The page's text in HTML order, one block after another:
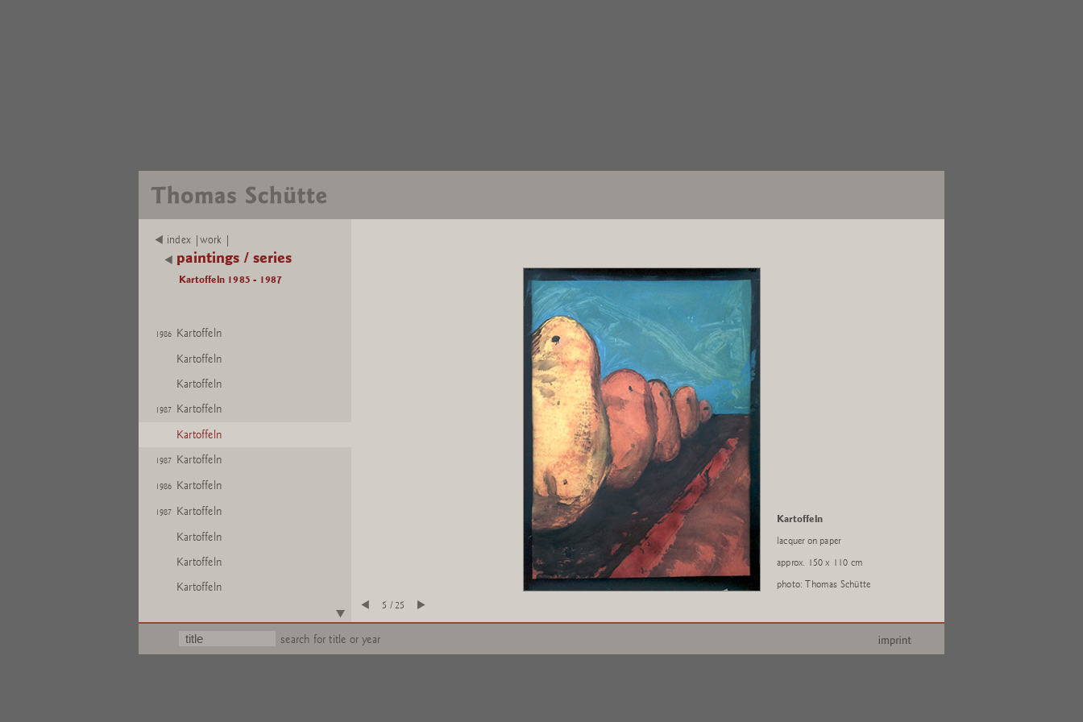
index |work |
paintings / series
Kartoffeln 1985 - 1987
1986 Kartoffeln
Kartoffeln
Kartoffeln
1987 Kartoffeln
Kartoffeln
1987 Kartoffeln
1986 Kartoffeln
1987 Kartoffeln
Kartoffeln
Kartoffeln
Kartoffeln
Kartoffeln
Kartoffeln
lacquer on paper
approx. 150 x 110 cm
photo: Thomas Schütte
5 / 25
search for title or year